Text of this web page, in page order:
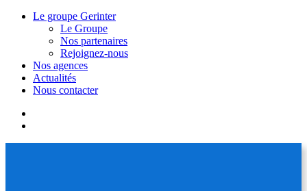
Le groupe Gerinter
Le Groupe
Nos partenaires
Rejoignez-nous
Nos agences
Actualités
Nous contacter